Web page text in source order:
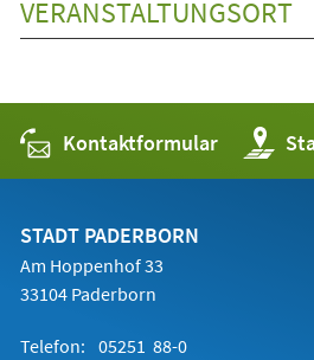
VERANSTALTUNGSORT
Kontaktformular (Öffnet
in
einem
STADT PADERBORN
Am Hoppenhof 33
33104 Paderborn
Telefon: 05251 88-0